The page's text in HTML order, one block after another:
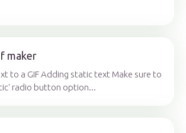
maker
to a GIF Adding static text Make sure to
radio button option...